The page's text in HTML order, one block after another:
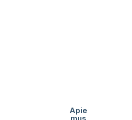
Apie